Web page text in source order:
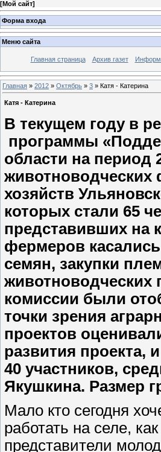
[Мой сайт]
Форма входа
Меню сайта
Главная страница Архив газет
Главная » 2012 » Октябрь » 3 » Катя - Катерина
Катя - Катерина
В текущем году в
программы
области на период
животноводческих
хозяйств
которых стали 65
представивших на
фермеров
семян, закупки
животноводческих
комиссии были
точки зрения
проектов
развития проекта,
40 участников,
Якушкина. Размер
Мало кто сегодня
работать на селе,
представители